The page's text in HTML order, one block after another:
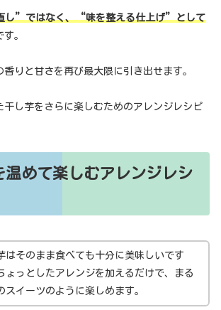
し”ではなく、“味を整える仕上げ”として
。
香りと甘さを再び最大限に引き出せます。
干し芋をさらに楽しむためのアレンジレシピ
温めて楽しむアレンジレシ
はそのまま食べても十分に美味しいです
ょっとしたアレンジを加えるだけで、まる
スイーツのように楽しめます。